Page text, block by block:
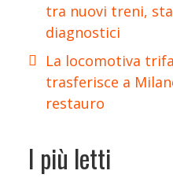
tra nuovi treni,
diagnostici
La locomotiva
trasferisce a
restauro
I più letti